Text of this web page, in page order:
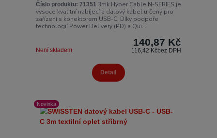
Číslo produktu: 713513mk Hyper Cable N-SERIES je
vysoce kvalitní nabíjecí a datový kabel určený pro
zařízení s konektorem USB-C. Díky podpoře
technologií Power Delivery (PD) a Qui...
140,87 Kč
116,42 Kčbez DPH
Není skladem
Detail
Novinka